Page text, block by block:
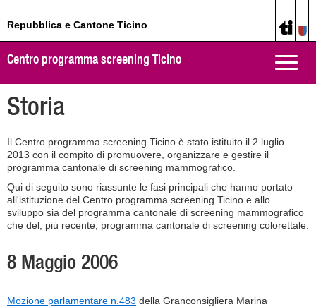
Repubblica e Cantone Ticino
Toggle
Centro programma screening Ticino
Storia
Il Centro programma screening Ticino è stato istituito il 2 luglio
2013 con il compito di promuovere, organizzare e gestire il
programma cantonale di screening mammografico.
Qui di seguito sono riassunte le fasi principali che hanno portato
all'istituzione del Centro programma screening Ticino e allo
sviluppo sia del programma cantonale di screening mammografico
che del, più recente, programma cantonale di screening colorettale.
8 Maggio 2006
Mozione parlamentare n.483 della Granconsigliera Marina